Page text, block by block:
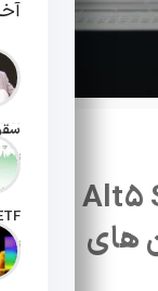
تاریخ
تاریخ
های